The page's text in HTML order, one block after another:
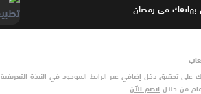
بهاتفك فى رمضان
تحقيق دخل إضافي عبر الرابط الموجود في النبذة التعريفية
من خلال انضم الآن